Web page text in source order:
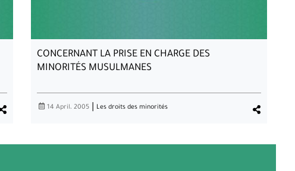
CONCERNANT LA PRISE EN CHARGE DES
MINORITÉS MUSULMANES
14 April، 2005 Les droits des minorités